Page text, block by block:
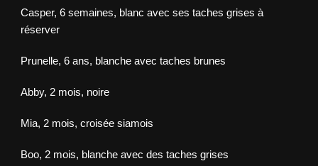
Casper, 6 semaines, blanc avec ses taches grises à
réserver
Prunelle, 6 ans, blanche avec taches brunes
Abby, 2 mois, noire
Mia, 2 mois, croisée siamois
Boo, 2 mois, blanche avec des taches grises